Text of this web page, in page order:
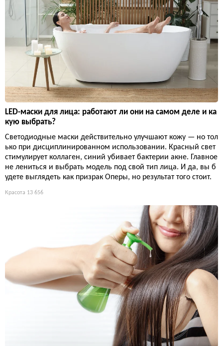
LED-маски для лица: работают ли они на самом деле и ка
кую выбрать?
Светодиодные маски действительно улучшают кожу — но тол
ько при дисциплинированном использовании. Красный свет
стимулирует коллаген, синий убивает бактерии акне. Главное
не лениться и выбрать модель под свой тип лица. И да, вы б
удете выглядеть как призрак Оперы, но результат того стоит.
Красота 13 656